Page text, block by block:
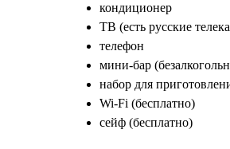
кондиционер
ТВ (есть русские
телефон
мини-бар
набор для
Wi-Fi (бесплатно)
сейф (бесплатно)